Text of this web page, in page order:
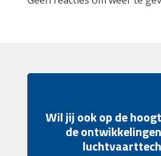
Wil jij ook op de
de